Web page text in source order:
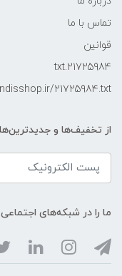
تماس با ما
قوانین
21725984.txt
21725984.txt
از تخفیف‌ها و
ما را در شبکه‌های اجتماعی